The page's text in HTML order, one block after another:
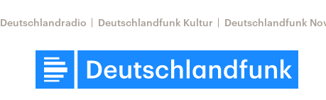
Deutschlandradio Deutschlandfunk Kultur Deutschlandfunk